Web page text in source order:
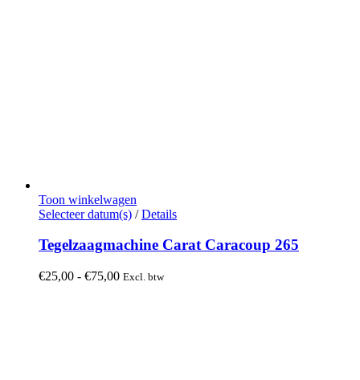
Toon winkelwagen
Selecteer datum(s) Dit
heeft
variaties.
/ Details
Tegelzaagmachine Carat Caracoup 265
€25,00 - €75,00Prijsklasse:
Excl. btw